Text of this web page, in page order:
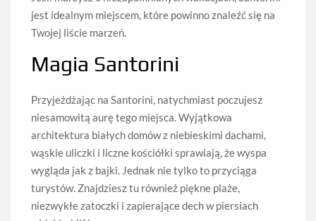
jest idealnym miejscem, które powinno znaleźć się na
Twojej liście marzeń.
Magia Santorini
Przyjeżdżając na Santorini, natychmiast poczujesz
niesamowitą aurę tego miejsca. Wyjątkowa
architektura białych domów z niebieskimi dachami,
wąskie uliczki i liczne kościółki sprawiają, że wyspa
wygląda jak z bajki. Jednak nie tylko to przyciąga
turystów. Znajdziesz tu również piękne plaże,
niezwykłe zatoczki i zapierające dech w piersiach